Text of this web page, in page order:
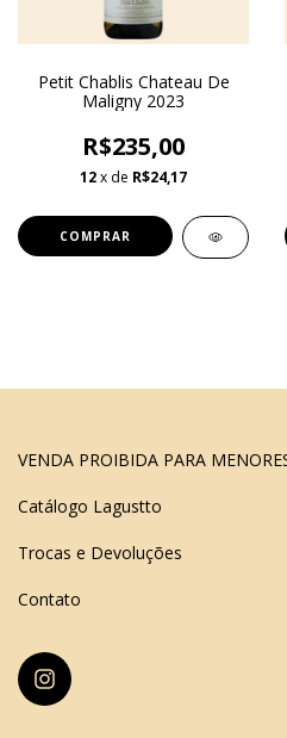
Petit Chablis Chateau De
Maligny 2023
R$235,00
12x de R$24,17
VENDA PROIBIDA PARA
Catálogo Lagustto
Trocas e Devoluções
Contato